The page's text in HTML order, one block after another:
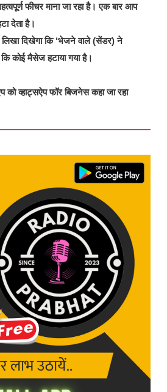
फीचर माना जा रहा है। एक बार आप
देता है।
दिखेगा कि ‘भेजने वाले (सेंडर) ने
कोई मैसेज हटाया गया है।
व्‍हाट्सऐप फॉर बिजनेस कहा जा रहा